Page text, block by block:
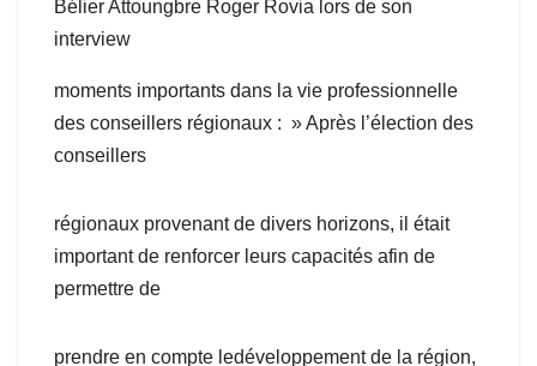
Bélier Attoungbre Roger Rovia lors de son
interview
moments importants dans la vie professionnelle
des conseillers régionaux : » Après l’élection des
conseillers
régionaux provenant de divers horizons, il était
important de renforcer leurs capacités afin de
permettre de
prendre en compte ledéveloppement de la région,